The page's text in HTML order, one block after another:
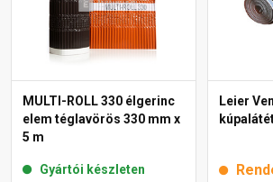
MULTI-ROLL 330 élgerinc
elem téglavörös 330 mm x
5 m
Gyártói készleten
Leier